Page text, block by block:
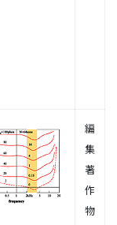
編
集
著
作
物